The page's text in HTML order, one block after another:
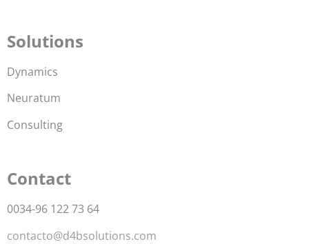
Solutions
Dynamics
Neuratum
Consulting
Contact
0034-96 122 73 64
contacto@d4bsolutions.com